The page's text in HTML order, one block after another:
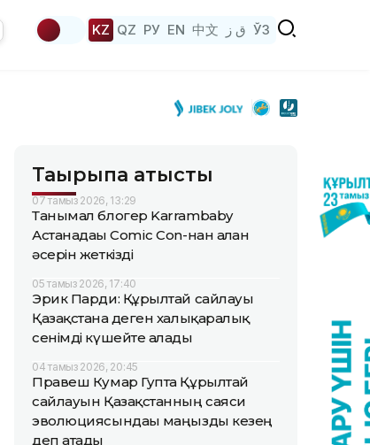
KZ QZ РУ EN 中文 ق ز ЎЗ
Тақырыпқа қатысты
07 тамыз 2026, 13:29
Танымал блогер Karrambaby
Астанадағы Comic Con-нан алған
әсерін жеткізді
05 тамыз 2026, 17:40
Эрик Парди: Құрылтай сайлауы
Қазақстанға деген халықаралық
сенімді күшейте алады
04 тамыз 2026, 20:45
Правеш Кумар Гупта Құрылтай
сайлауын Қазақстанның саяси
эволюциясындағы маңызды кезең
деп атады